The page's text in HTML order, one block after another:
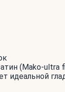
(Mako-ultra
идеальной